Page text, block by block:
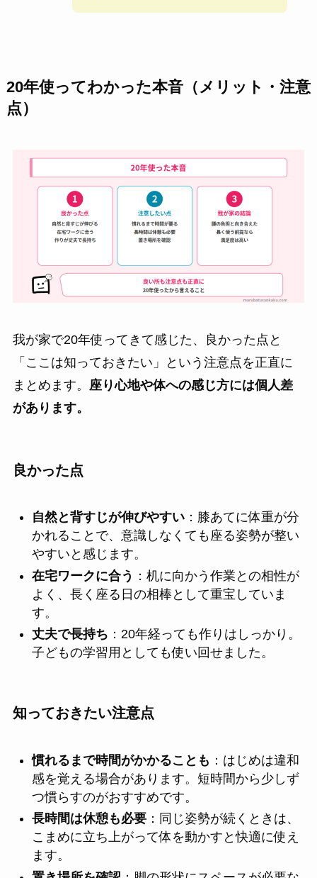
20年使ってわかった本音（メリット・注意
点）
我が家で20年使ってきて感じた、良かった点と
「ここは知っておきたい」という注意点を正直に
まとめます。
座り心地や体への感じ方には個人差
があります。
良かった点
自然と背すじが伸びやすい：膝あてに体重が分
かれることで、意識しなくても座る姿勢が整い
やすいと感じます。
在宅ワークに合う ：机に向かう作業との相性が
よく、長く座る日の相棒として重宝していま
す。
丈夫で長持ち ：20年経っても作りはしっかり。
子どもの学習用としても使い回せました。
知っておきたい注意点
慣れるまで時間がかかることも ：はじめは違和
感を覚える場合があります。短時間から少しず
つ慣らすのがおすすめです。
長時間は休憩も必要：同じ姿勢が続くときは、
こまめに立ち上がって体を動かすと快適に使え
ます。